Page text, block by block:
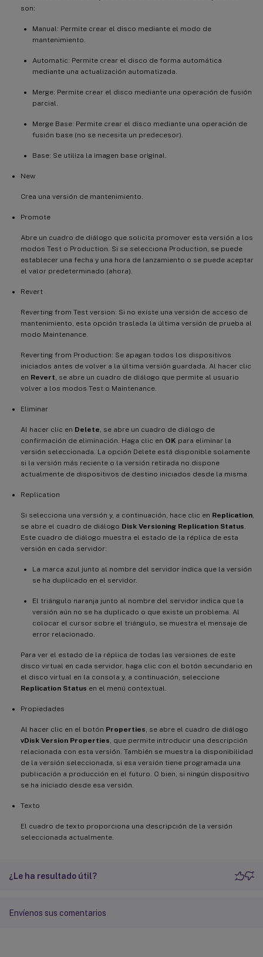
son:
Manual: Permite crear el disco mediante el modo de
mantenimiento.
Automatic: Permite crear el disco de forma automática
mediante una actualización automatizada.
Merge: Permite crear el disco mediante una operación de fusión
parcial.
Merge Base: Permite crear el disco mediante una operación de
fusión base (no se necesita un predecesor).
Base: Se utiliza la imagen base original.
New
Crea una versión de mantenimiento.
Promote
Abre un cuadro de diálogo que solicita promover esta versión a los
modos Test o Production. Si se selecciona Production, se puede
establecer una fecha y una hora de lanzamiento o se puede aceptar
el valor predeterminado (ahora).
Revert
Reverting from Test version: Si no existe una versión de acceso de
mantenimiento, esta opción traslada la última versión de prueba al
modo Maintenance.
Reverting from Production: Se apagan todos los dispositivos
iniciados antes de volver a la última versión guardada. Al hacer clic
en Revert , se abre un cuadro de diálogo que permite al usuario
volver a los modos Test o Maintenance.
Eliminar
Al hacer clic en Delete , se abre un cuadro de diálogo de
confirmación de eliminación. Haga clic en OK para eliminar la
versión seleccionada. La opción Delete está disponible solamente
si la versión más reciente o la versión retirada no dispone
actualmente de dispositivos de destino iniciados desde la misma.
Replication
Si selecciona una versión y, a continuación, hace clic en Replication
se abre el cuadro de diálogo Disk Versioning Replication Status
Este cuadro de diálogo muestra el estado de la réplica de esta
versión en cada servidor:
La marca azul junto al nombre del servidor indica que la versión
se ha duplicado en el servidor.
El triángulo naranja junto al nombre del servidor indica que la
versión aún no se ha duplicado o que existe un problema. Al
colocar el cursor sobre el triángulo, se muestra el mensaje de
error relacionado.
Para ver el estado de la réplica de todas las versiones de este
disco virtual en cada servidor, haga clic con el botón secundario en
el disco virtual en la consola y, a continuación, seleccione
Replication Status en el menú contextual.
Propiedades
Al hacer clic en el botón Properties , se abre el cuadro de diálogo
vDisk Version Properties , que permite introducir una descripción
relacionada con esta versión. También se muestra la disponibilidad
de la versión seleccionada, si esa versión tiene programada una
publicación a producción en el futuro. O bien, si ningún dispositivo
se ha iniciado desde esa versión.
Texto
El cuadro de texto proporciona una descripción de la versión
seleccionada actualmente.
¿Le ha resultado útil?
Envíenos sus comentarios